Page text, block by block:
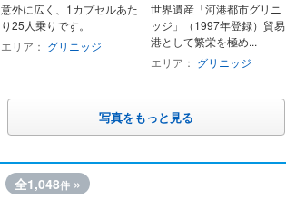
意外に広く、1カプセルあた
り25人乗りです。
エリア： グリニッジ
世界遺産「河港都市グリニ
ッジ」（1997年登録）貿易
港として繁栄を極め...
エリア： グリニッジ
写真をもっと見る
全1,048件 »